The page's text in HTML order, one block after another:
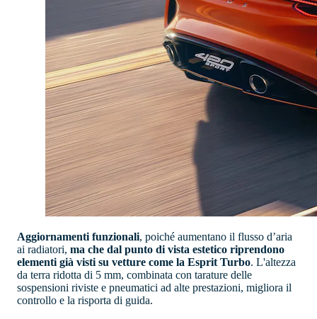
Aggiornamenti funzionali, poiché aumentano il flusso d’aria
ai radiatori, ma che dal punto di vista estetico riprendono
elementi già visti su vetture come la Esprit Turbo. L'altezza
da terra ridotta di 5 mm, combinata con tarature delle
sospensioni riviste e pneumatici ad alte prestazioni, migliora il
controllo e la risporta di guida.